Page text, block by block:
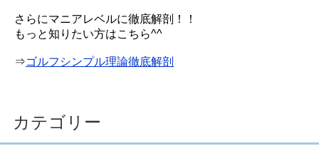
さらにマニアレベルに徹底解剖！！
もっと知りたい方はこちら^^
⇒ゴルフシンプル理論徹底解剖
カテゴリー